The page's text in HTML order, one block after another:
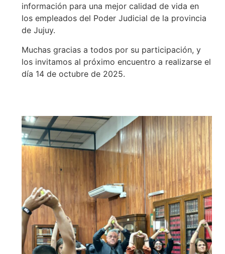
información para una mejor calidad de vida en
los empleados del Poder Judicial de la provincia
de Jujuy.
Muchas gracias a todos por su participación, y
los invitamos al próximo encuentro a realizarse el
día 14 de octubre de 2025.